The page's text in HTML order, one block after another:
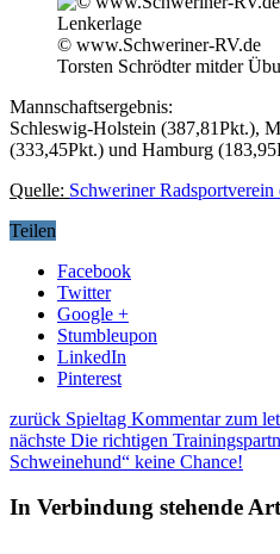
© www.Schweriner-RV.de
Torsten Schrödter mitder
Mannschaftsergebnis:
Schleswig-Holstein (387,81Pkt.),
(333,45Pkt.) und Hamburg
Quelle: Schweriner Radsportverein
Teilen
Facebook
Twitter
Google +
Stumbleupon
LinkedIn
Pinterest
zurück Spieltag Kommentar zum
nächste Die richtigen
Schweinehund“ keine Chance!
In Verbindung stehende